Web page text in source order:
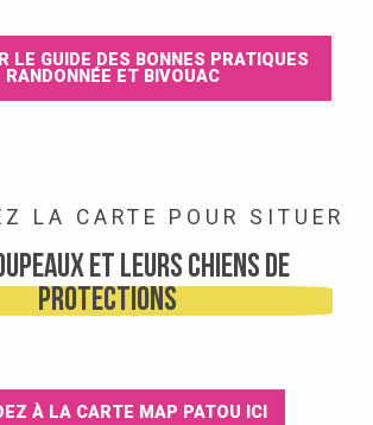
LE GUIDE DES BONNES PRATIQUES
RANDONNÉE ET BIVOUAC
du Carre
LA CARTE POUR SITUER
et leurs chiens de
protections
À LA CARTE MAP PATOU ICI